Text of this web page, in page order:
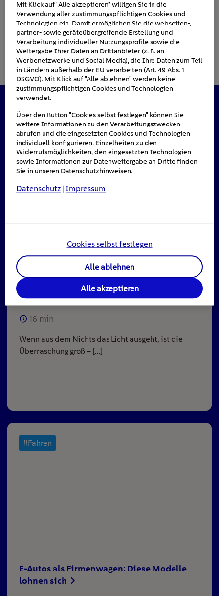
Das könnte Sie auch interessieren
Stromausfall: Das ist zu tun, wenn das Licht
ausgeht
16 min
Wenn aus dem Nichts das Licht ausgeht, ist die
Überraschung groß – […]
#Fahren
E-Autos als Firmenwagen: Diese Modelle
lohnen sich
Mit Klick auf "Alle akzeptieren" willigen Sie in die
Verwendung aller zustimmungspflichtigen Cookies und
Technologien ein. Damit ermöglichen Sie die webseiten-,
partner- sowie geräteübergreifende Erstellung und
Verarbeitung individueller Nutzungsprofile sowie die
Weitergabe Ihrer Daten an Drittanbieter (z. B. an
Werbenetzwerke und Social Media), die Ihre Daten zum Teil
in Ländern außerhalb der EU verarbeiten (Art. 49 Abs. 1
DSGVO). Mit Klick auf "Alle ablehnen" werden keine
zustimmungspflichtigen Cookies und Technologien
verwendet.
Über den Button "Cookies selbst festlegen" können Sie
weitere Informationen zu den Verarbeitungszwecken
abrufen und die eingesetzten Cookies und Technologien
individuell konfigurieren. Einzelheiten zu den
Widerrufsmöglichkeiten, den eingesetzten Technologien
sowie Informationen zur Datenweitergabe an Dritte finden
Sie in unseren Datenschutzhinweisen.
Datenschutz |Impressum
Cookies selbst festlegen
Alle ablehnen
Alle akzeptieren